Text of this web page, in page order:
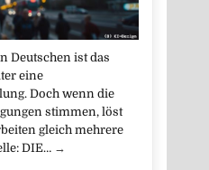
Deutschen ist das
eine
Doch wenn die
stimmen, löst
gleich mehrere
DIE… →